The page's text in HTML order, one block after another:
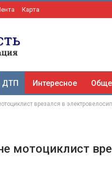
Карта
ДТП Интересное
врезался в
мотоциклист